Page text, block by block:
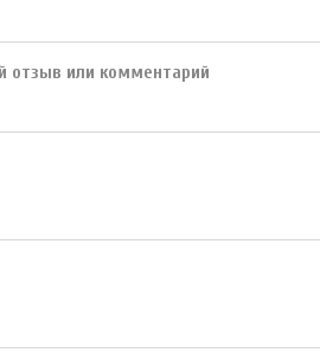
отзыв или комментарий